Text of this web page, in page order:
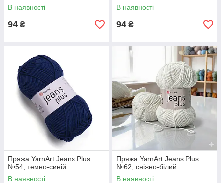
В наявності
94 ₴
В наявності
94 ₴
Пряжа YarnArt Jeans Plus
№54, темно-синій
В наявності
Пряжа YarnArt Jeans Plus
№62, сніжно-білий
В наявності